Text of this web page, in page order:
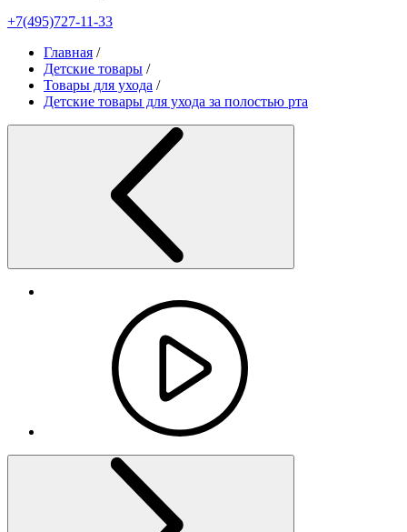
+7(495)727-11-33
Главная /
Детские товары /
Товары для ухода /
Детские товары для ухода за полостью рта